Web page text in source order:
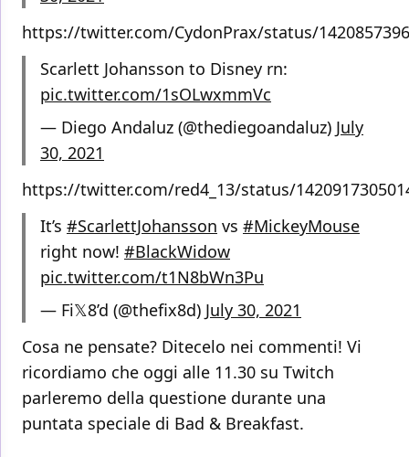
https://twitter.com/CydonPrax/status/
Scarlett Johansson to Disney rn:
pic.twitter.com/1sOLwxmmVc
— Diego Andaluz (@thediegoandaluz) July
30, 2021
https://twitter.com/red4_13/status/
It’s #ScarlettJohansson vs #MickeyMouse
right now! #BlackWidow
pic.twitter.com/t1N8bWn3Pu
— Fi𝕏8’d (@thefix8d) July 30, 2021
Cosa ne pensate? Ditecelo nei commenti! Vi
ricordiamo che oggi alle 11.30 su Twitch
parleremo della questione durante una
puntata speciale di Bad & Breakfast.